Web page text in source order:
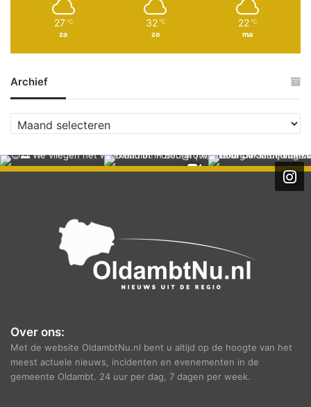
27 ℃
za
32 ℃
zo
22 ℃
ma
Archief
r
h
Over ons:
Met de website OldambtNu.nl bent u altijd op de hoogte van het
meest actuele nieuws, incidenten en evenementen in de
gemeente Oldambt. 24 uur per dag, 7 dagen per week.